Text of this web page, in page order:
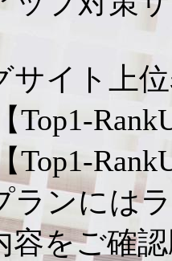
イト上
ランには
容をご確